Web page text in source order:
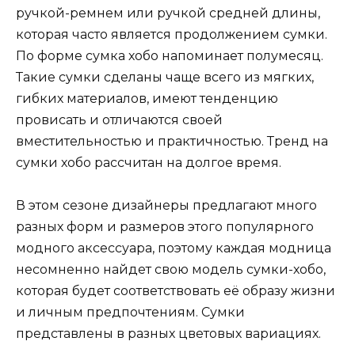
ручкой-ремнем или ручкой средней длины,
которая часто является продолжением сумки.
По форме сумка хобо напоминает полумесяц.
Такие сумки сделаны чаще всего из мягких,
гибких материалов, имеют тенденцию
провисать и отличаются своей
вместительностью и практичностью. Тренд на
сумки хобо рассчитан на долгое время.
В этом сезоне дизайнеры предлагают много
разных форм и размеров этого популярного
модного аксессуара, поэтому каждая модница
несомненно найдет свою модель сумки-хобо,
которая будет соответствовать её образу жизни
и личным предпочтениям. Сумки
представлены в разных цветовых вариациях.